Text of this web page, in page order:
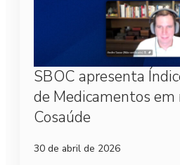
SBOC apresenta
de Medicamentos em
Cosaúde
30 de abril de 2026